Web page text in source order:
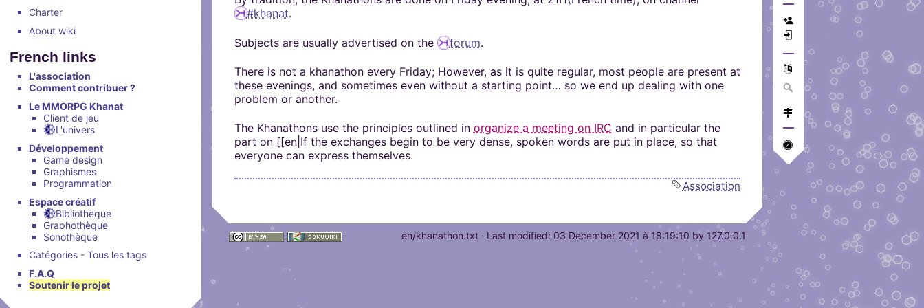
peut s'inscrire, mais limité à 100Mo par
personne si vous n'êtes pas validé.
Salon audio et vidéo, accessible sans
micro ! /!\ Ce n'est pas notre outil
visuels ? Vous pouvez les retrouver sur
quelques boutiques en ligne, et sur nos
Nous soutenir
Aider Khaganat
Notre projet vit grâce aux dons, en
nature, en temps ou en argent. Découvrez
comment nous aider, afin que nous
puissions aller encore plus loin !
Charter
About wiki
French links
L'association
Comment contribuer ?
Le MMORPG Khanat
Client de jeu
L'univers
Développement
Game design
Graphismes
Programmation
Espace créatif
Bibliothèque
Graphothèque
Sonothèque
Catégories - Tous les tags
F.A.Q
Soutenir le projet
#khanat.
Subjects are usually advertised on the forum.
There is not a khanathon every Friday; However, as it is quite regular, most people are present at
these evenings, and sometimes even without a starting point… so we end up dealing with one
problem or another.
The Khanathons use the principles outlined in organize a meeting on IRC and in particular the
part on [[en|If the exchanges begin to be very dense, spoken words are put in place, so that
everyone can express themselves.
Association
en/khanathon.txt· Last modified: 03 December 2021 à 18:19:10 by 127.0.0.1